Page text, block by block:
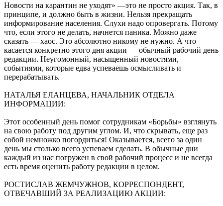
Новости на карантин не уходят» —это не просто акция. Так, в
принципе, и должно быть в жизни. Нельзя прекращать
информирование населения. Слухи надо опровергать. Потому
что, если этого не делать, начнется паника. Можно даже
сказать — хаос. Это абсолютно никому не нужно. А что
касается конкретно этого дня акции — обычный рабочий день
редакции. Неугомонный, насыщенный новостями,
событиями, которые едва успеваешь осмысливать и
перерабатывать.
НАТАЛЬЯ ЕЛАНЦЕВА, НАЧАЛЬНИК ОТДЕЛА
ИНФОРМАЦИИ:
Этот особенный день помог сотрудникам «Борьбы» взглянуть
на свою работу под другим углом. И, что скрывать, еще раз
собой немножко погордиться! Оказывается, всего за один
день мы столько всего успеваем сделать. В обычные дни
каждый из нас погружен в свой рабочий процесс и не всегда
есть время оценить работу редакции в целом.
РОСТИСЛАВ ЖЕМЧУЖНОВ, КОРРЕСПОНДЕНТ,
ОТВЕЧАВШИЙ ЗА РЕАЛИЗАЦИЮ АКЦИИ: